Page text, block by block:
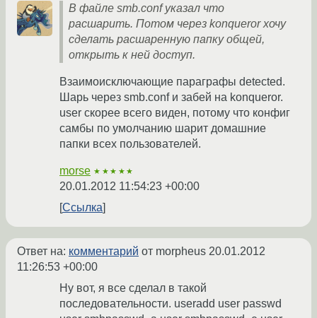
В файле smb.conf указал что
расшарить. Потом через konqueror хочу
сделать расшаренную папку общей,
открыть к ней доступ.
Взаимоисключающие параграфы detected.
Шарь через smb.conf и забей на konqueror.
user скорее всего виден, потому что конфиг
самбы по умолчанию шарит домашние
папки всех пользователей.
morse ★★★★★
20.01.2012 11:54:23 +00:00
Ссылка
Ответ на: комментарий от morpheus 20.01.2012
11:26:53 +00:00
Ну вот, я все сделал в такой
последовательности. useradd user passwd